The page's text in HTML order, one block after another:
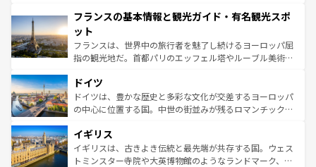
ませてくれるイタリアで、忘れられない旅をしてみよう！
なお、新着のイタリア情報は
しい。
文化が根付くこの国では、情熱的なフラメンコ、熱気あふ
れる闘牛、そして美味しいタパスが生活の一部となってい
る。首都マドリードの洗練された雰囲気や、バルセロナの
アートに溢れた街角から、地方では古代ローマ遺跡や中世
せる。地方によって風土や気候が異なるスペインはその個
性で訪れる人を魅了する。 なお、新着のスペイン情報は コ
ンテンツ一覧を参照してほしい。
フランスの基本情報と観光ガイド・有名観光スポ
ット
フランスは、世界中の旅行者を魅了し続けるヨーロッパ屈
指の観光地だ。首都パリのエッフェル塔やルーブル美術館
で、幅広い魅力が詰まっている。華麗な宮殿、歴史的な大
聖堂、美しいビーチ、そして豊かな自然が、訪れる者を心
から魅了する。また、フランスは美食の国としても知ら
いる。シャンパンの発祥地であるランス、プロヴァンスの
香り高いラベンダー畑など、多彩な楽しみ方が可能だ。さ
らに、パリ以外の地域にも魅力が溢れており、どの街角に
ドイツ
ドイツは、豊かな歴史と多彩な文化が交差するヨーロッパ
の中心に位置する国。中世の街並みが残るロマンチック街
顔を持つこの国は、どこを歩いても飽きることがない。ベ
ルリンの文化的活気、バイエルン州のアルプスの絶景、そ
してライン川沿いのワイン畑といった風景は必見。ビール
イギリス
イギリスは、古きよき伝統と最先端が共存する国。ウェス
トミンスター寺院や大英博物館のようなランドマーク、歴